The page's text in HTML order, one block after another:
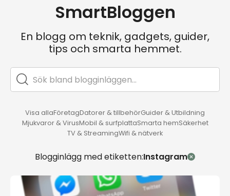
SmartBloggen
En blogg om teknik, gadgets, guider,
tips och smarta hemmet.
Visa allaFöretagDatorer & tillbehörGuider & Utbildning
Mjukvaror & VirusMobil & surfplattaSmarta hemSäkerhet
TV & StreamingWifi & nätverk
Blogginlägg med etiketten:Instagram